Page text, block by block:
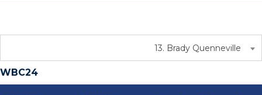
13. Brady Quenneville
WBC24